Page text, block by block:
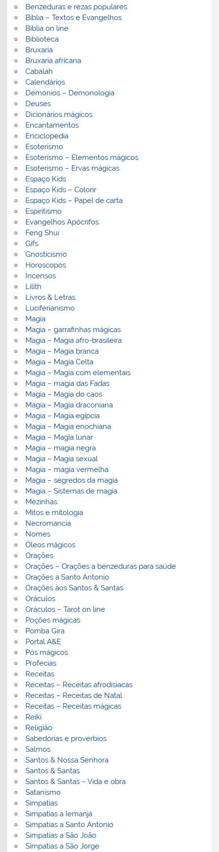
Benzeduras e rezas populares
Bíblia – Textos e Evangelhos
Biblia on line
Biblioteca
Bruxaria
Bruxaria africana
Cabalah
Calendários
Demónios – Demonologia
Deuses
Dicionários mágicos
Encantamentos
Enciclopedia
Esoterismo
Esoterismo – Elementos mágicos
Esoterismo – Ervas mágicas
Espaço Kids
Espaço Kids – Colorir
Espaço Kids – Papel de carta
Espiritismo
Evangelhos Apócrifos
Feng Shui
Gifs
Gnosticismo
Horoscopos
Incensos
Lilith
Livros & Letras
Luciferianismo
Magia
Magia – garrafinhas mágicas
Magia – Magia afro-brasileira
Magia – Magia branca
Magia – Magia Celta
Magia – Magia com elementais
Magia – magia das Fadas
Magia – Magia do caos
Magia – Magia draconiana
Magia – Magia egípcia
Magia – Magia enochiana
Magia – Magia lunar
Magia – magia negra
Magia – Magia sexual
Magia – magia vermelha
Magia – segredos da magia
Magia – Sistemas de magia
Mezinhas
Mitos e mitologia
Necromancia
Nomes
Óleos mágicos
Orações
Orações – Orações a benzeduras para saúde
Orações a Santo Antonio
Orações aos Santos & Santas
Oráculos
Oráculos – Tarot on line
Poções mágicas
Pomba Gira
Portal A&E
Pós mágicos
Profecias
Receitas
Receitas – Receitas afrodisiacas
Receitas – Receitas de Natal
Receitas – Receitas mágicas
Reiki
Religião
Sabedorias e proverbios
Salmos
Santos & Nossa Senhora
Santos & Santas
Santos & Santas – Vida e obra
Satanismo
Simpatias
Simpatias a Iemanjá
Simpatias a Santo Antonio
Simpatias a São João
Simpatias a São Jorge